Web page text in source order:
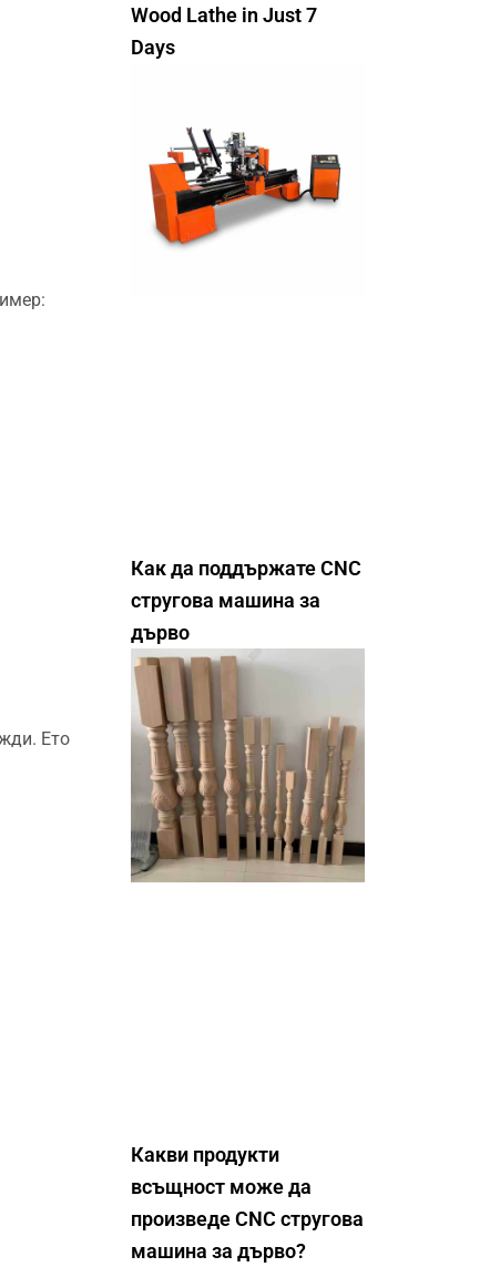
Ето
Wood Lathe in Just 7
Days
Как да поддържате CNC
стругова машина за
дърво
Какви продукти
всъщност може да
произведе CNC стругова
машина за дърво?